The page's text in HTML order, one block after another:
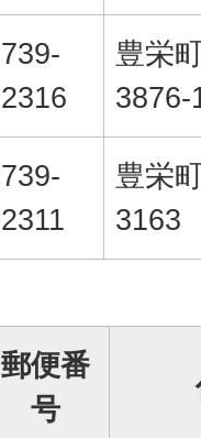
739-
2316
豊栄
3876-
739-
2311
豊栄
3163
郵便番
号